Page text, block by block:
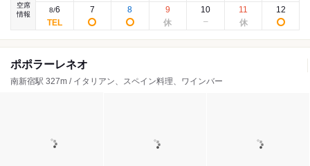
空席
情報
8/6 7 8 9 10 11 12
ポポラーレネオ
南新宿駅 327m / イタリアン、スペイン料理、ワインバー